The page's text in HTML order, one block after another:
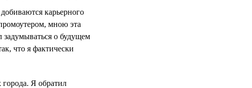
карьерного
мною эта
задумываться о будущем
что я фактически
Я обратил